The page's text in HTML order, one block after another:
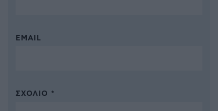
EMAIL
ΣΧΌΛΙΟ *